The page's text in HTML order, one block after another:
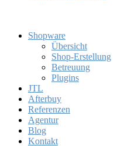
Shopware
Übersicht
Shop-Erstellung
Betreuung
Plugins
JTL
Afterbuy
Referenzen
Agentur
Blog
Kontakt